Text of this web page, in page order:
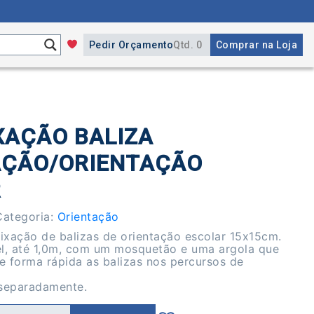
Pedir OrçamentoQtd. 0 Comprar na Loja
BALIZA
ORIENTAÇÃO
Orientação
de balizas de orientação escolar 15x15cm.
até 1,0m, com um mosquetão e uma argola que
forma rápida as balizas nos percursos de